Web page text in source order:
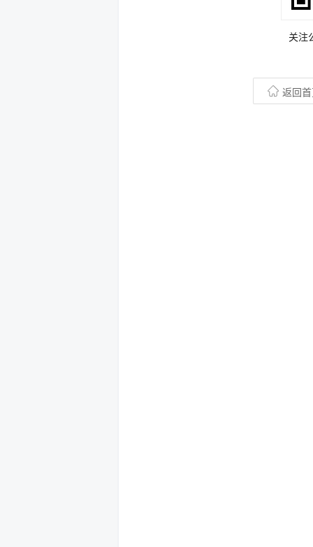
关注
返回